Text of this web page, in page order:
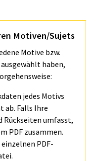
Motiven/Sujets
Motive bzw.
haben,
jedes Motivs
ab. Falls Ihre
Rückseiten umfasst,
PDF zusammen.
PDF-